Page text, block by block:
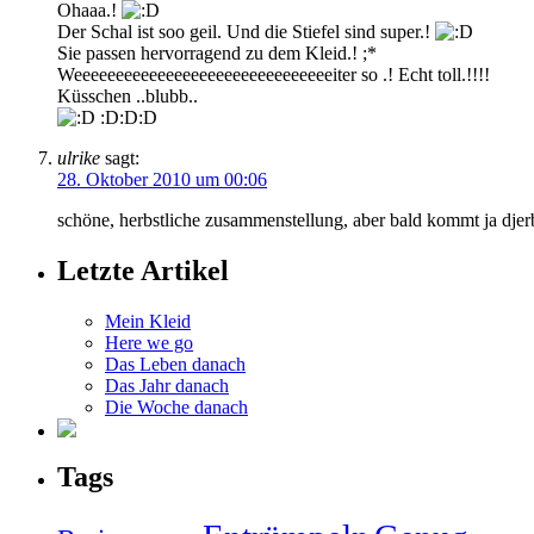
Ohaaa.!
Der Schal ist soo geil. Und die Stiefel sind super.!
Sie passen hervorragend zu dem Kleid.! ;*
Weeeeeeeeeeeeeeeeeeeeeeeeeeeeeeeiter so .! Echt toll.!!!!
Küsschen ..blubb..
:D:D:D
ulrike sagt:
28. Oktober 2010 um 00:06
schöne, herbstliche zusammenstellung, aber bald kommt ja
Letzte Artikel
Mein Kleid
Here we go
Das Leben danach
Das Jahr danach
Die Woche danach
Tags